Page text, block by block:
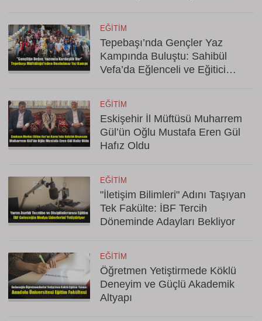
EĞITIM
Tepebaşı’nda Gençler Yaz
Kampında Buluştu: Sahibül
Vefa’da Eğlenceli ve Eğitici
EĞITIM
Eskişehir İl Müftüsü Muharrem
Gül’ün Oğlu Mustafa Eren Gül
Hafız Oldu
EĞITIM
"İletişim Bilimleri" Adını Taşıyan
Tek Fakülte: İBF Tercih
Döneminde Adayları Bekliyor
EĞITIM
Öğretmen Yetiştirmede Köklü
Deneyim ve Güçlü Akademik
Altyapı